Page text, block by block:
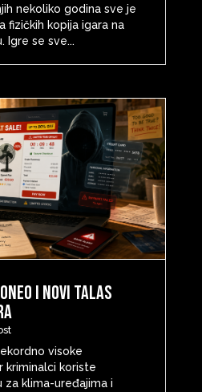
nekoliko godina sve je
fizičkih kopija igara na
Igre se sve...
i novi talas
visoke
kriminalci koriste
klima-uređajima i